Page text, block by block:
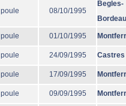
poule 08/10/1995
Begles-
poule 01/10/1995
poule 24/09/1995 Castres
poule 17/09/1995
poule 09/09/1995